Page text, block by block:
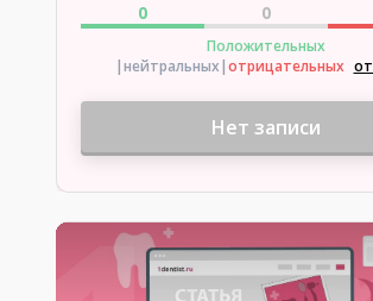
0 0
Положительных
|нейтральных|отрицательных
Нет записи